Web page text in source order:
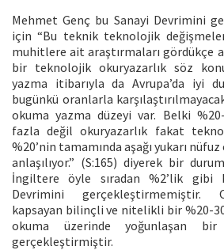
Mehmet Genç bu Sanayi Devrimini
için “Bu teknik teknolojik
muhitlere ait araştırmaları gördükçe
bir teknolojik okuryazarlık söz
yazma itibarıyla da Avrupa’da iyi
bugünkü oranlarla
okuma yazma düzeyi var. Belki %20-
fazla değil okuryazarlık fakat
%20’nin tamamında aşağı yukarı
anlaşılıyor.” (S:165) diyerek bir
İngiltere öyle sıradan %2’lik gibi
Devrimini gerçekleştirmemiştir.
kapsayan bilinçli ve nitelikli bir %20-
okuma üzerinde yoğunlaşan
gerçekleştirmiştir.